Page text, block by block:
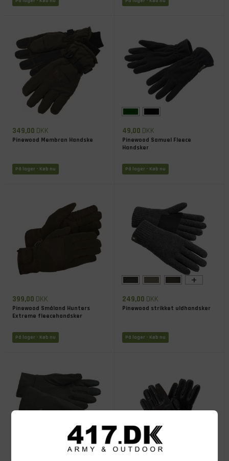
349,00 DKK
Pinewood Membran Handske
På lager - Køb nu
49,00 DKK
Pinewood Samuel Fleece
Handsker
På lager - Køb nu
399,00 DKK
Pinewood Småland Hunters
Extreme fleecehandsker
På lager - Køb nu
+
249,00 DKK
Pinewood strikket uldhandsker
På lager - Køb nu